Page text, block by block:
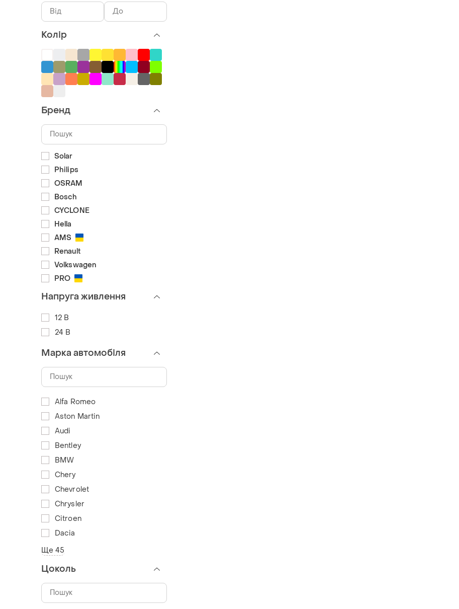
Колір
Бренд
Solar
Philips
OSRAM
Bosch
CYCLONE
Hella
AMS
Renault
Volkswagen
PRO
Напруга живлення
12 В
24 В
Марка автомобіля
Alfa Romeo
Aston Martin
Audi
Bentley
BMW
Chery
Chevrolet
Chrysler
Citroen
Dacia
Ще 45
Цоколь